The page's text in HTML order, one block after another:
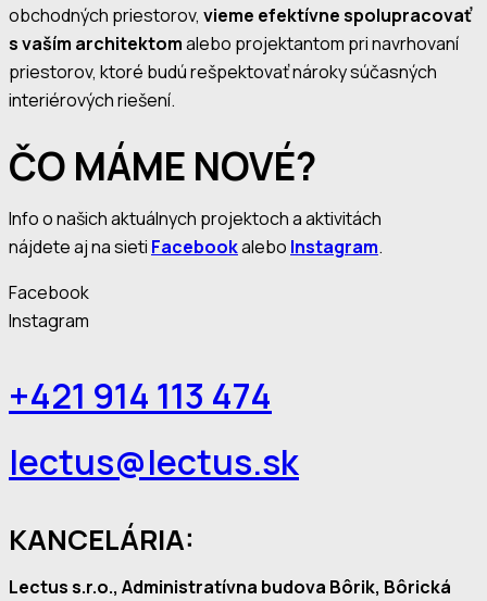
obchodných priestorov, vieme efektívne spolupracovať
s vaším architektomalebo projektantom pri navrhovaní
priestorov, ktoré budú rešpektovať nároky súčasných
interiérových riešení.
ČO MÁME NOVÉ?
Info o našich aktuálnych projektoch a aktivitách
nájdete aj na sieti Facebookalebo Instagram.
Facebook
Instagram
+421 914 113 474
lectus@lectus.sk
KANCELÁRIA:
Lectus s.r.o., Administratívna budova Bôrik, Bôrická